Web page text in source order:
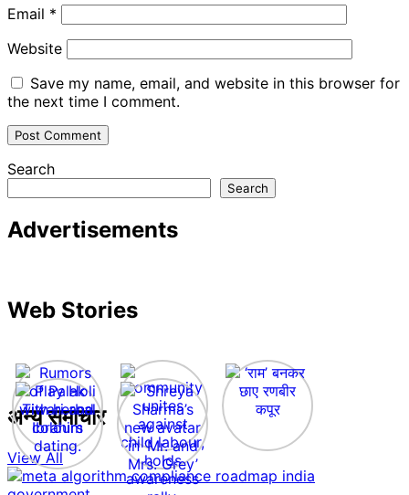
Email *
Website
Save my name, email, and website in this browser for
the next time I comment.
Search
Search
Advertisements
Web Stories
अन्य समाचार
View All